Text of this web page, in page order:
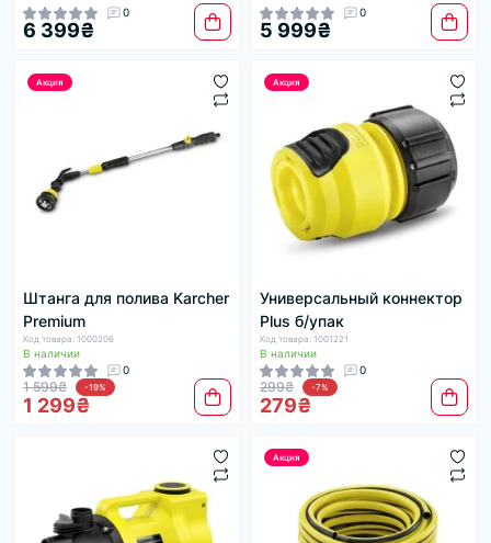
0
6 399₴
0
5 999₴
Акция
Штанга для полива Karcher
Premium
Код товара: 1000206
В наличии
0
1 599₴ -19%
1 299₴
Акция
Универсальный коннектор
Plus б/упак
Код товара: 1001221
В наличии
0
299₴ -7%
279₴
Акция